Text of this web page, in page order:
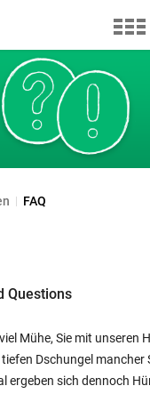
FAQ
Questions
Mühe, Sie mit unseren
Dschungel mancher
ergeben sich dennoch